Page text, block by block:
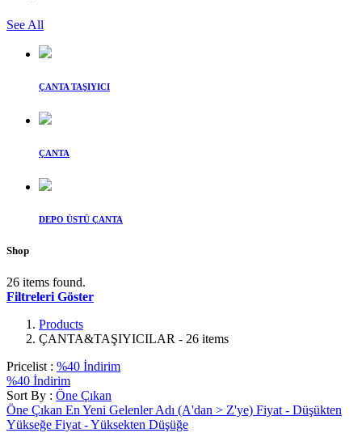
See All
ÇANTA TAŞIYICI
ÇANTA
DEPO ÜSTÜ ÇANTA
Shop
26 items found.
Filtreleri Göster
Products
ÇANTA&TAŞIYICILAR - 26 items
Pricelist : %40 İndirim
%40 İndirim
Sort By : Öne Çıkan
Öne Çıkan En Yeni Gelenler Adı (A'dan > Z'ye) Fiyat - Düşükten
Yükseğe Fiyat - Yüksekten Düşüğe